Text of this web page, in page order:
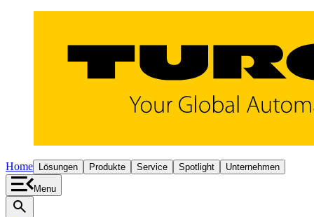
Home Lösungen Produkte Service Spotlight Unternehmen
Menu
search